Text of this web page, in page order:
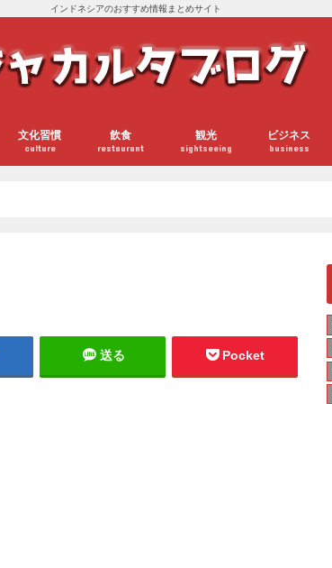
インドネシアのおすすめ情報まとめサイト
文化習慣
culture
飲食
restaurant
観光
sightseeing
ビジネス
business
送る Pocket